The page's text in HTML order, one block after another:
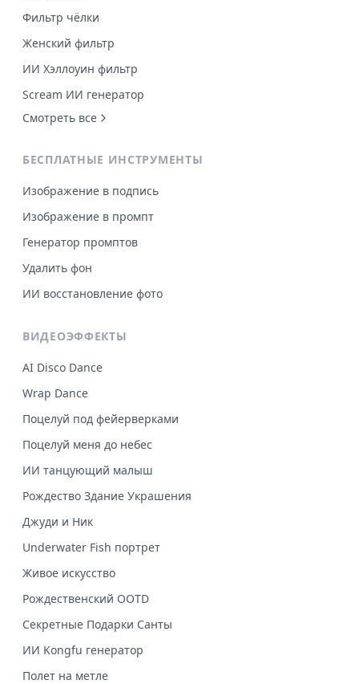
Фильтр чёлки
Женский фильтр
ИИ Хэллоуин фильтр
Scream ИИ генератор
Смотреть все
БЕСПЛАТНЫЕ ИНСТРУМЕНТЫ
Изображение в подпись
Изображение в промпт
Генератор промптов
Удалить фон
ИИ восстановление фото
ВИДЕОЭФФЕКТЫ
AI Disco Dance
Wrap Dance
Поцелуй под фейерверками
Поцелуй меня до небес
ИИ танцующий малыш
Рождество Здание Украшения
Джуди и Ник
Underwater Fish портрет
Живое искусство
Рождественский OOTD
Секретные Подарки Санты
ИИ Kongfu генератор
Полет на метле